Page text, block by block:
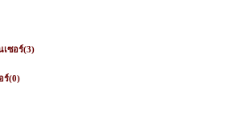
เซอร์(3)
ร์(0)